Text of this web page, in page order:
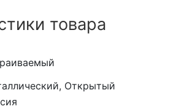
товара
Открытый